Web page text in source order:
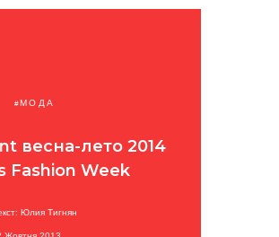
МОДА
весна-лето 2014
Fashion Week
Юлия Тигнян